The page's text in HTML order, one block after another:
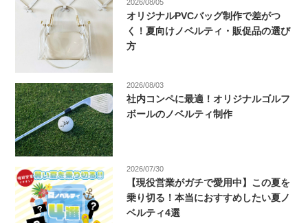
2026/08/05
オリジナルPVCバッグ制作で差がつ
く！夏向けノベルティ・販促品の選び
方
2026/08/03
社内コンペに最適！オリジナルゴルフ
ボールのノベルティ制作
2026/07/30
【現役営業がガチで愛用中】この夏を
乗り切る！本当におすすめしたい夏ノ
ベルティ4選